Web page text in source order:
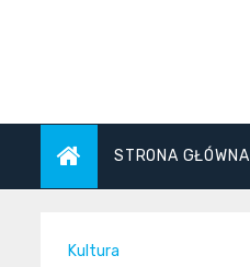
STRONA GŁÓWNA
Kultura